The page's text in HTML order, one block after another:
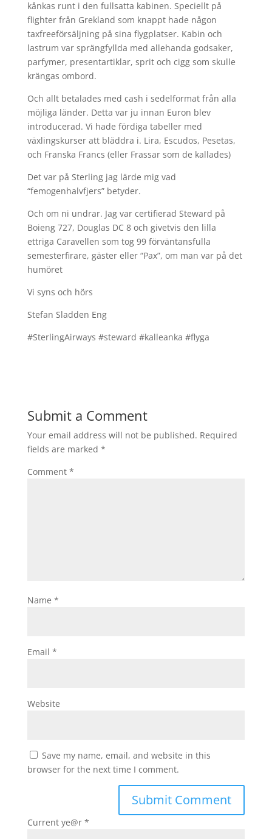
kånkas runt i den fullsatta kabinen. Speciellt på
flighter från Grekland som knappt hade någon
taxfreeförsäljning på sina flygplatser. Kabin och
lastrum var sprängfyllda med allehanda godsaker,
parfymer, presentartiklar, sprit och cigg som skulle
krängas ombord.
Och allt betalades med cash i sedelformat från alla
möjliga länder. Detta var ju innan Euron blev
introducerad. Vi hade fördiga tabeller med
växlingskurser att bläddra i. Lira, Escudos, Pesetas,
och Franska Francs (eller Frassar som de kallades)
Det var på Sterling jag lärde mig vad
“femogenhalvfjers” betyder.
Och om ni undrar. Jag var certifierad Steward på
Boieng 727, Douglas DC 8 och givetvis den lilla
ettriga Caravellen som tog 99 förväntansfulla
semesterfirare, gäster eller “Pax”, om man var på det
humöret
Vi syns och hörs
Stefan Sladden Eng
#SterlingAirways #steward #kalleanka #flyga
Submit a Comment
Your email address will not be published. Required
fields are marked *
Comment *
Name *
Email *
Website
Save my name, email, and website in this
browser for the next time I comment.
Current ye@r *